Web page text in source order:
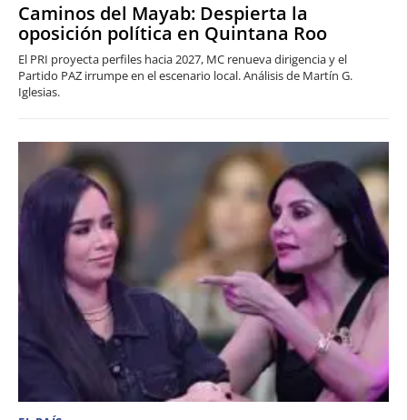
Caminos del Mayab: Despierta la
oposición política en Quintana Roo
El PRI proyecta perfiles hacia 2027, MC renueva dirigencia y el
Partido PAZ irrumpe en el escenario local. Análisis de Martín G.
Iglesias.